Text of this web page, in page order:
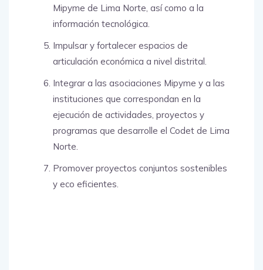
Mipyme de Lima Norte, así como a la
información tecnológica.
Impulsar y fortalecer espacios de
articulación económica a nivel distrital.
Integrar a las asociaciones Mipyme y a las
instituciones que correspondan en la
ejecución de actividades, proyectos y
programas que desarrolle el Codet de Lima
Norte.
Promover proyectos conjuntos sostenibles
y eco eficientes.